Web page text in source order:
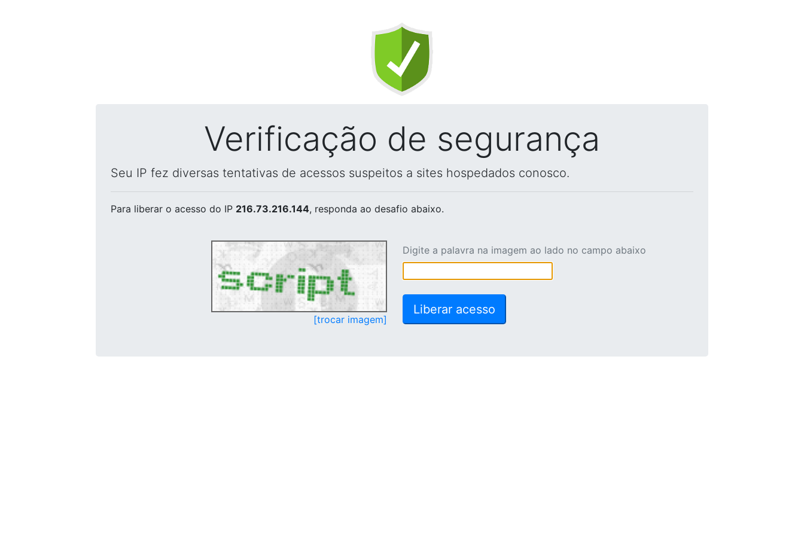
Verificação de segurança
Seu IP fez diversas tentativas de acessos suspeitos a sites hospedados conosco.
Para liberar o acesso do IP 216.73.216.144, responda ao desafio abaixo.
[trocar imagem]
Digite a palavra na imagem ao lado no campo abaixo